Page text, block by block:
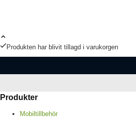
Produkten har blivit tillagd i varukorgen
Produkter
Mobiltillbehör